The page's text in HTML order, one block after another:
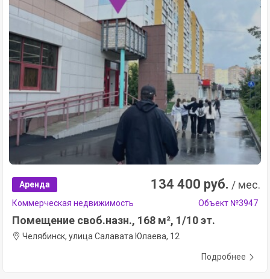
Аренда 134 400 руб. / мес.
Коммерческая недвижимость Объект №3947
Помещение своб.назн., 168 м², 1/10 эт.
Челябинск, улица Салавата Юлаева, 12
Подробнее